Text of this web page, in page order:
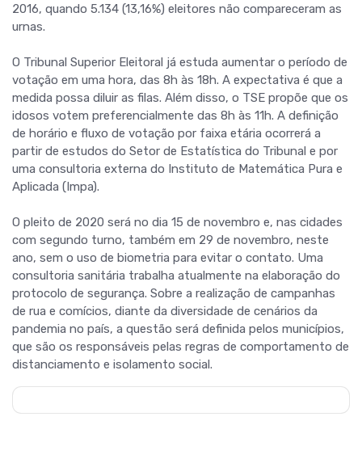
2016, quando 5.134 (13,16%) eleitores não compareceram as
urnas.
O Tribunal Superior Eleitoral já estuda aumentar o período de
votação em uma hora, das 8h às 18h. A expectativa é que a
medida possa diluir as filas. Além disso, o TSE propõe que os
idosos votem preferencialmente das 8h às 11h. A definição
de horário e fluxo de votação por faixa etária ocorrerá a
partir de estudos do Setor de Estatística do Tribunal e por
uma consultoria externa do Instituto de Matemática Pura e
Aplicada (Impa).
O pleito de 2020 será no dia 15 de novembro e, nas cidades
com segundo turno, também em 29 de novembro, neste
ano, sem o uso de biometria para evitar o contato. Uma
consultoria sanitária trabalha atualmente na elaboração do
protocolo de segurança. Sobre a realização de campanhas
de rua e comícios, diante da diversidade de cenários da
pandemia no país, a questão será definida pelos municípios,
que são os responsáveis pelas regras de comportamento de
distanciamento e isolamento social.